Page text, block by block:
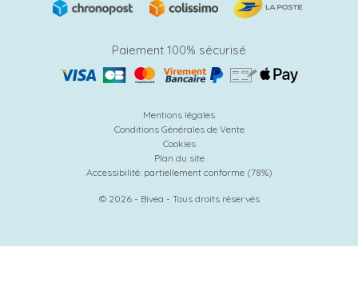
Paiement 100% sécurisé
Mentions légales
Conditions Générales de Vente
Cookies
Plan du site
Accessibilité: partiellement conforme (78%)
© 2026 - Bivea - Tous droits réservés